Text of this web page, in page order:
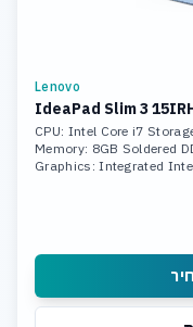
Lenovo
IdeaPad Slim 3
CPU: Intel Core i7
Memory: 8GB Soldered
Graphics: Integrated